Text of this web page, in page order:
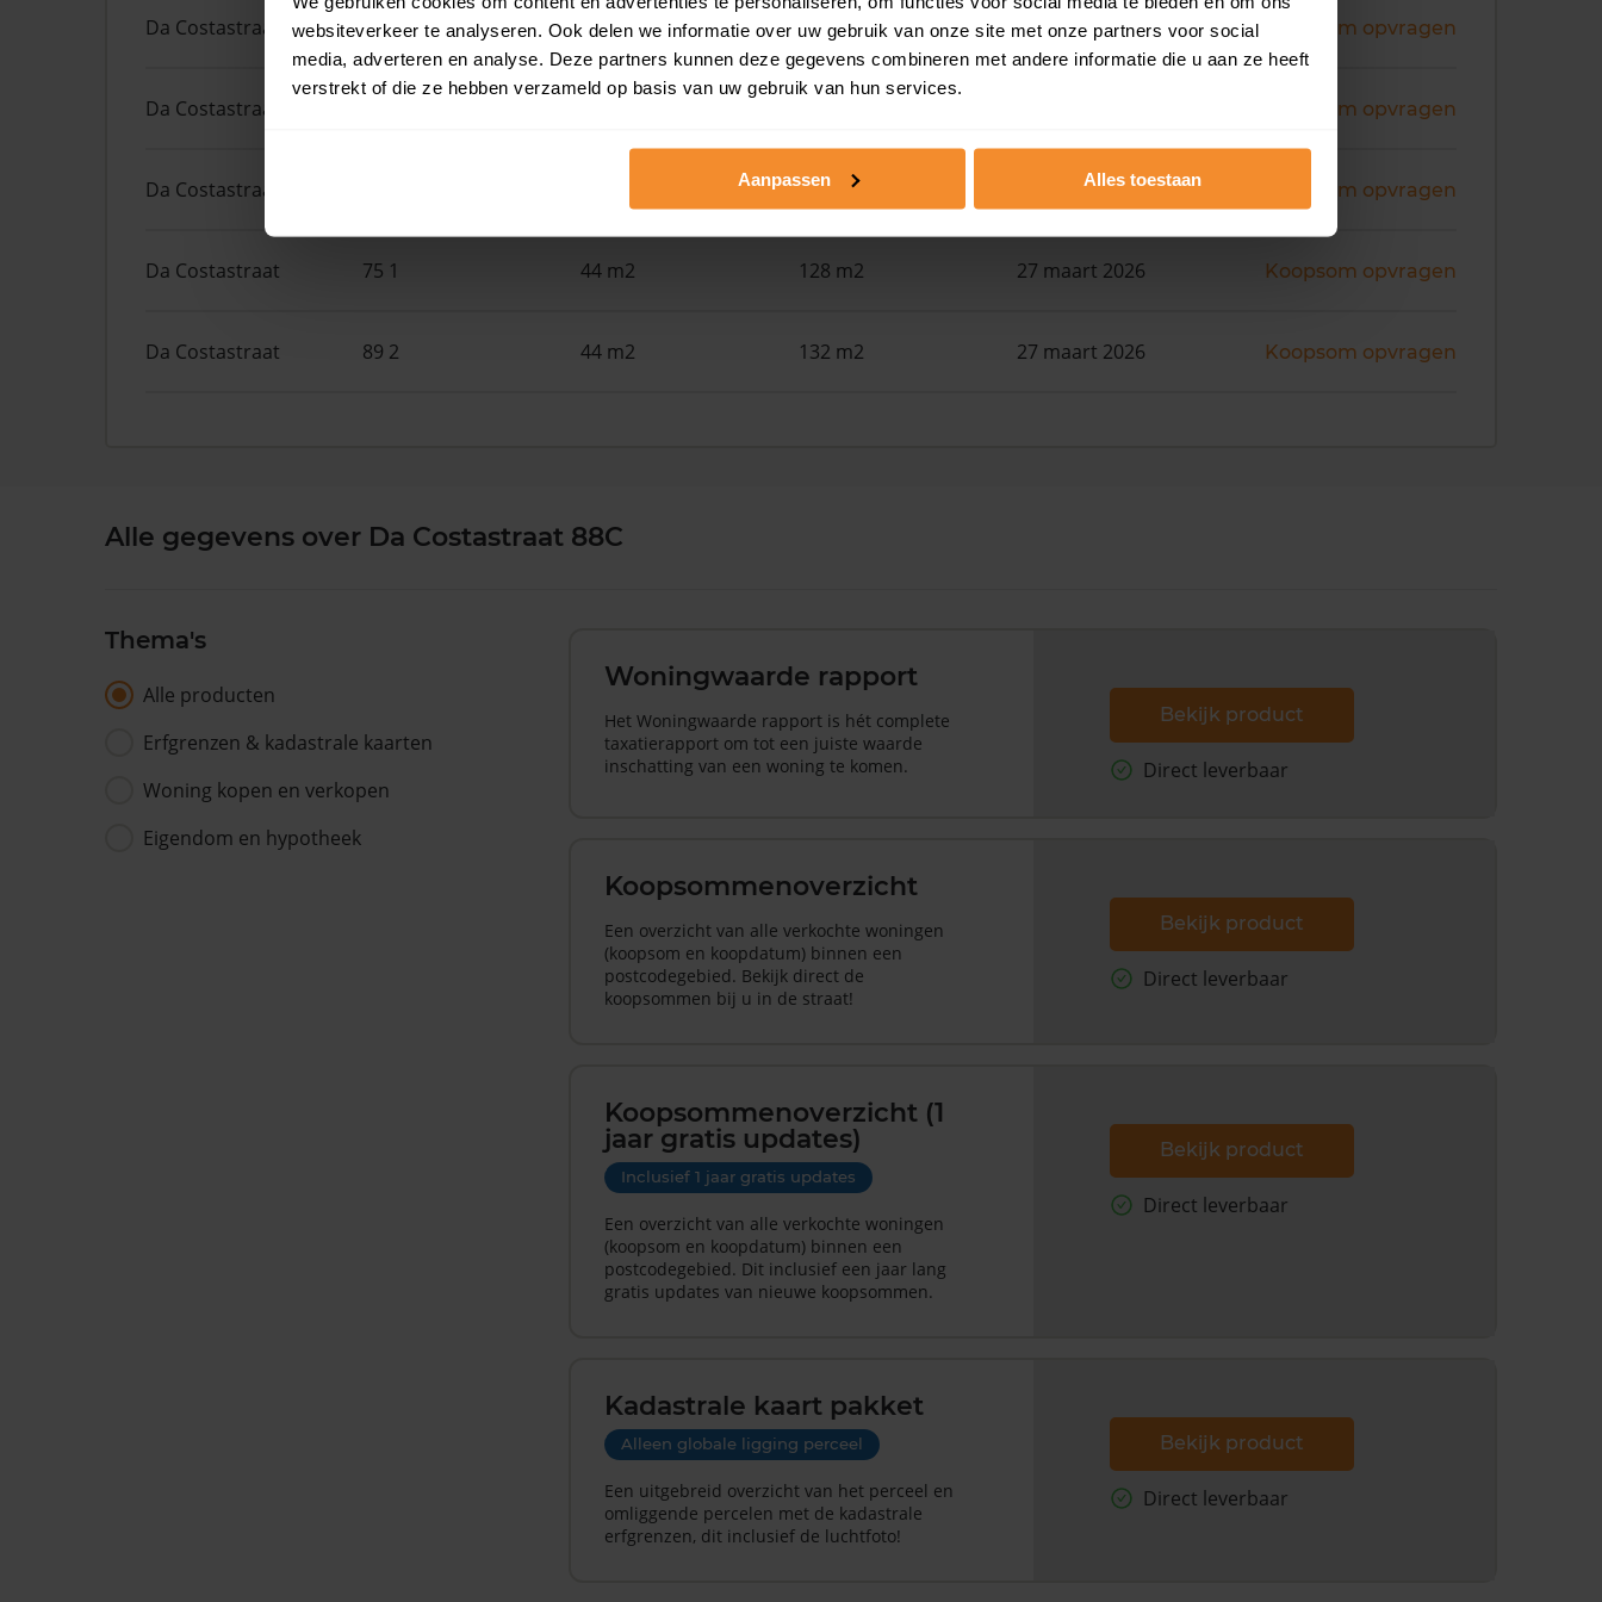
websiteverkeer te analyseren. Ook delen we informatie over uw gebruik van onze site met onze partners voor social
media, adverteren en analyse. Deze partners kunnen deze gegevens combineren met andere informatie die u aan ze heeft
verstrekt of die ze hebben verzameld op basis van uw gebruik van hun services.
Aanpassen Alles toestaan
Da Costastraat 98 34 m2 305 m2 22 juni 2026 Koopsom opvragen
Da Costastraat Koopsom opvragen
Da Costastraat 132 m2 29 mei 2026 Koopsom opvragen
Da Costastraat 75 1 44 m2 128 m2 27 maart 2026 Koopsom opvragen
Da Costastraat 89 2 44 m2 132 m2 27 maart 2026 Koopsom opvragen
Alle gegevens over Da Costastraat 88C
Thema's
Alle producten
Erfgrenzen & kadastrale kaarten
Woning kopen en verkopen
Eigendom en hypotheek
Woningwaarde rapport
Het Woningwaarde rapport is hét complete
taxatierapport om tot een juiste waarde
inschatting van een woning te komen.
Bekijk product
Direct leverbaar
Koopsommenoverzicht
Een overzicht van alle verkochte woningen
(koopsom en koopdatum) binnen een
postcodegebied. Bekijk direct de
koopsommen bij u in de straat!
Bekijk product
Direct leverbaar
Koopsommenoverzicht (1
jaar gratis updates)
Inclusief 1 jaar gratis updates
Een overzicht van alle verkochte woningen
(koopsom en koopdatum) binnen een
postcodegebied. Dit inclusief een jaar lang
gratis updates van nieuwe koopsommen.
Bekijk product
Direct leverbaar
Kadastrale kaart pakket
Alleen globale ligging perceel
Een uitgebreid overzicht van het perceel en
omliggende percelen met de kadastrale
erfgrenzen, dit inclusief de luchtfoto!
Bekijk product
Direct leverbaar